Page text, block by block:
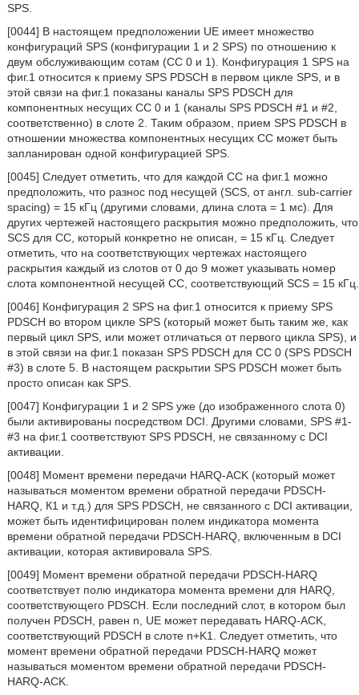
SPS.
[0044] В настоящем предположении UE имеет множество
конфигураций SPS (конфигурации 1 и 2 SPS) по отношению к
двум обслуживающим сотам (СС 0 и 1). Конфигурация 1 SPS на
фиг.1 относится к приему SPS PDSCH в первом цикле SPS, и в
этой связи на фиг.1 показаны каналы SPS PDSCH для
компонентных несущих СС 0 и 1 (каналы SPS PDSCH #1 и #2,
соответственно) в слоте 2. Таким образом, прием SPS PDSCH в
отношении множества компонентных несущих СС может быть
запланирован одной конфигурацией SPS.
[0045] Следует отметить, что для каждой СС на фиг.1 можно
предположить, что разнос под несущей (SCS, от англ. sub-carrier
spacing) = 15 кГц (другими словами, длина слота = 1 мс). Для
других чертежей настоящего раскрытия можно предположить, что
SCS для СС, который конкретно не описан, = 15 кГц. Следует
отметить, что на соответствующих чертежах настоящего
раскрытия каждый из слотов от 0 до 9 может указывать номер
слота компонентной несущей СС, соответствующий SCS = 15 кГц.
[0046] Конфигурация 2 SPS на фиг.1 относится к приему SPS
PDSCH во втором цикле SPS (который может быть таким же, как
первый цикл SPS, или может отличаться от первого цикла SPS), и
в этой связи на фиг.1 показан SPS PDSCH для СС 0 (SPS PDSCH
#3) в слоте 5. В настоящем раскрытии SPS PDSCH может быть
просто описан как SPS.
[0047] Конфигурации 1 и 2 SPS уже (до изображенного слота 0)
были активированы посредством DCI. Другими словами, SPS #1-
#3 на фиг.1 соответствуют SPS PDSCH, не связанному с DCI
активации.
[0048] Момент времени передачи HARQ-ACK (который может
называться моментом времени обратной передачи PDSCH-
HARQ, К1 и т.д.) для SPS PDSCH, не связанного с DCI активации,
может быть идентифицирован полем индикатора момента
времени обратной передачи PDSCH-HARQ, включенным в DCI
активации, которая активировала SPS.
[0049] Момент времени обратной передачи PDSCH-HARQ
соответствует полю индикатора момента времени для HARQ,
соответствующего PDSCH. Если последний слот, в котором был
получен PDSCH, равен n, UE может передавать HARQ-ACK,
соответствующий PDSCH в слоте n+K1. Следует отметить, что
момент времени обратной передачи PDSCH-HARQ может
называться моментом времени обратной передачи PDSCH-
HARQ-ACK.